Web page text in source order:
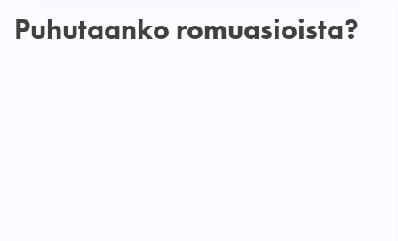
Puhutaanko romuasioista?